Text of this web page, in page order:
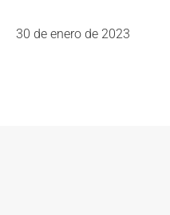
30 de enero de 2023